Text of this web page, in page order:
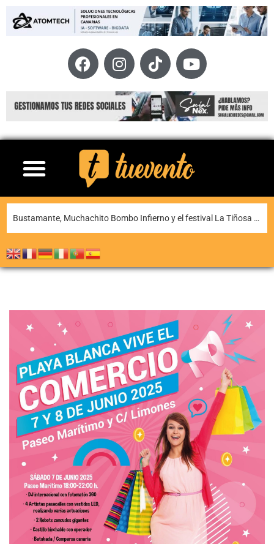
La XI Famara Total reunirá a algunos de los mejores corredores de Canarias del 13 al 15 de agosto